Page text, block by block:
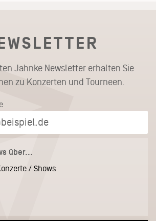
Jahnke Newsletter erhalten Sie
zu Konzerten und Tourneen.
über...
/ Shows